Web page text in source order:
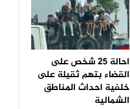
احالة 25 شخص على
القضاء بتهم ثقيلة على
خلفية احداث المناطق
الشمالية